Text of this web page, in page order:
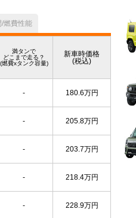
燃費性能
満タンで
どこまで走る？
(燃費xタンク容量)
新車時価格
(税込)
- 180.6万円
- 205.8万円
- 203.7万円
- 218.4万円
- 228.9万円